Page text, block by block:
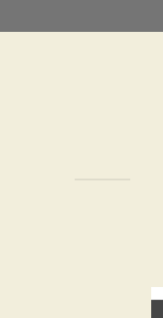
Hauptinhalt